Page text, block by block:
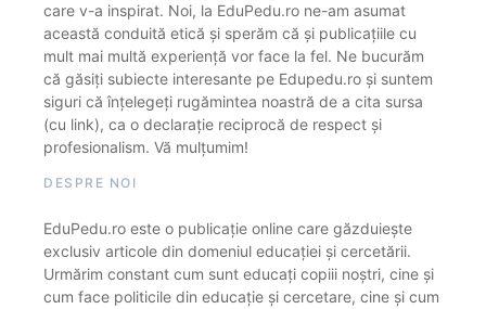
care v-a inspirat. Noi, la EduPedu.ro ne-am asumat
această conduită etică și sperăm că și publicațiile cu
mult mai multă experiență vor face la fel. Ne bucurăm
că găsiți subiecte interesante pe Edupedu.ro și suntem
siguri că înțelegeți rugămintea noastră de a cita sursa
(cu link), ca o declarație reciprocă de respect și
profesionalism. Vă mulțumim!
DESPRE NOI
EduPedu.ro este o publicație online care găzduiește
exclusiv articole din domeniul educației și cercetării.
Urmărim constant cum sunt educați copiii noștri, cine și
cum face politicile din educație și cercetare, cine și cum